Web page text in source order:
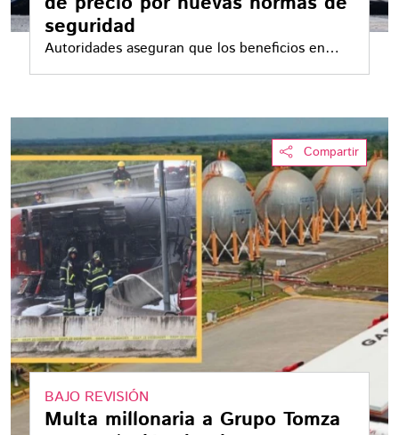
seguridad
Autoridades aseguran que los beneficios en
seguridad y prevención de accidentes justifican
Compartir
BAJO REVISIÓN
Multa millonaria a Grupo Tomza